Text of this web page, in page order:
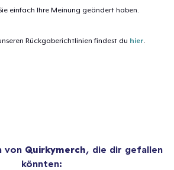
einfach Ihre Meinung geändert haben.
Rückgaberichtlinien findest du hier
von Quirkymerch, die dir gefallen
könnten: